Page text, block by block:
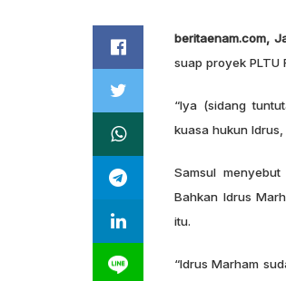
beritaenam.com,
suap proyek PLTU
“Iya (sidang
kuasa hukun
Samsul
Bahkan Idrus
itu.
“Idrus Marham